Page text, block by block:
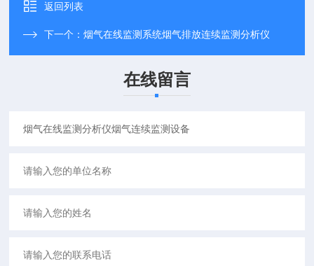
返回列表
下一个：烟气在线监测系统烟气排放连续监测分析仪
在线留言